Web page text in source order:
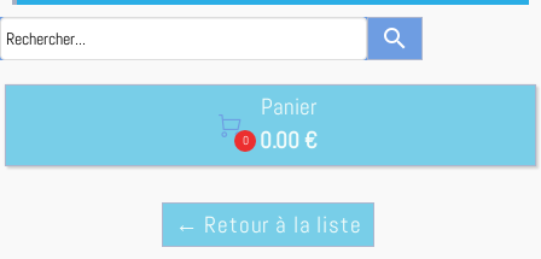
search

0
Panier
0.00 €
← Retour à la liste